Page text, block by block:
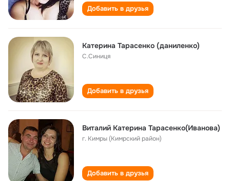
Добавить в друзья
Катерина Тарасенко (даниленко)
С.Синиця
Добавить в друзья
Виталий Катерина Тарасенко(Иванова)
г. Кимры (Кимрский район)
Добавить в друзья